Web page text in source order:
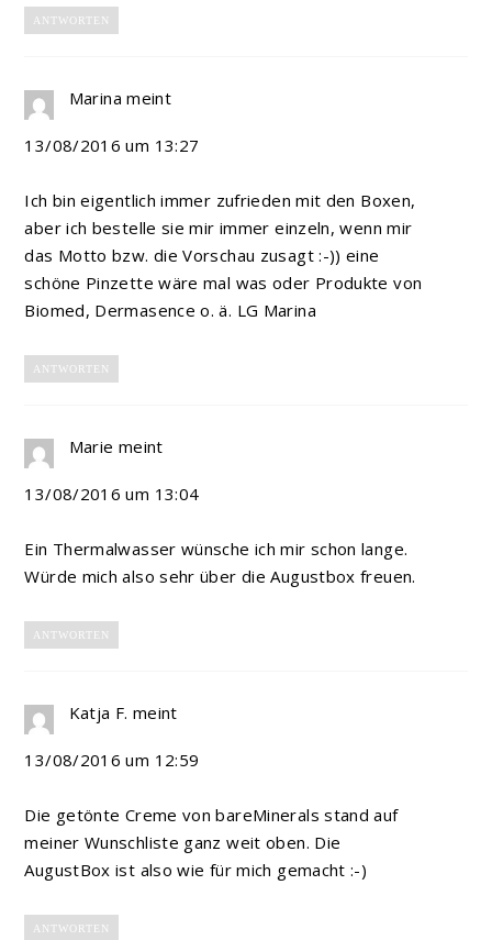
ANTWORTEN
Marina meint
13/08/2016 um 13:27
Ich bin eigentlich immer zufrieden mit den Boxen,
aber ich bestelle sie mir immer einzeln, wenn mir
das Motto bzw. die Vorschau zusagt :-)) eine
schöne Pinzette wäre mal was oder Produkte von
Biomed, Dermasence o. ä. LG Marina
ANTWORTEN
Marie meint
13/08/2016 um 13:04
Ein Thermalwasser wünsche ich mir schon lange.
Würde mich also sehr über die Augustbox freuen.
ANTWORTEN
Katja F. meint
13/08/2016 um 12:59
Die getönte Creme von bareMinerals stand auf
meiner Wunschliste ganz weit oben. Die
AugustBox ist also wie für mich gemacht :-)
ANTWORTEN